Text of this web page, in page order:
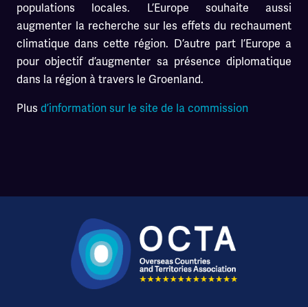
populations locales. L’Europe souhaite aussi
augmenter la recherche sur les effets du rechaument
climatique dans cette région. D’autre part l’Europe a
pour objectif d’augmenter sa présence diplomatique
dans la région à travers le Groenland.
Plus d’information sur le site de la commission